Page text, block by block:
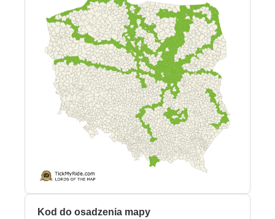
Kod do osadzenia mapy